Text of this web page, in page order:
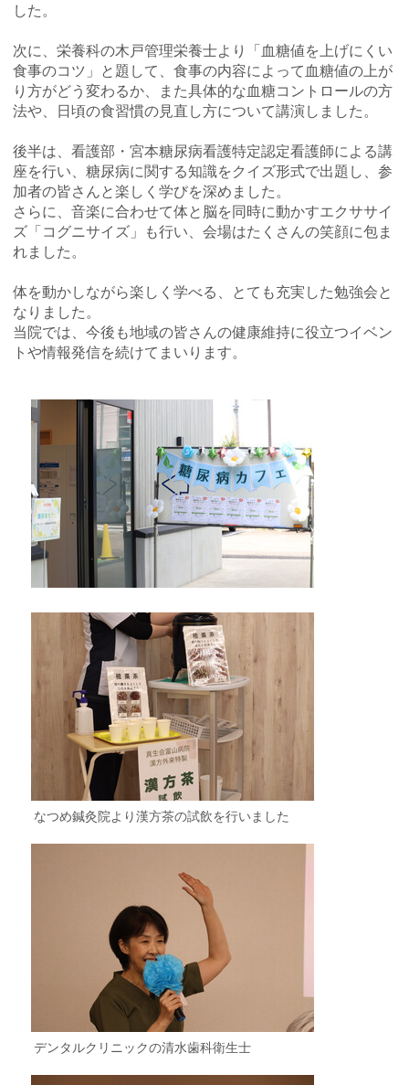
した。
次に、栄養科の木戸管理栄養士より「血糖値を上げにくい
食事のコツ」と題して、食事の内容によって血糖値の上が
り方がどう変わるか、また具体的な血糖コントロールの方
法や、日頃の食習慣の見直し方について講演しました。
後半は、看護部・宮本糖尿病看護特定認定看護師による講
座を行い、糖尿病に関する知識をクイズ形式で出題し、参
加者の皆さんと楽しく学びを深めました。
さらに、音楽に合わせて体と脳を同時に動かすエクササイ
ズ「コグニサイズ」も行い、会場はたくさんの笑顔に包ま
れました。
体を動かしながら楽しく学べる、とても充実した勉強会と
なりました。
当院では、今後も地域の皆さんの健康維持に役立つイベン
トや情報発信を続けてまいります。
なつめ鍼灸院より漢方茶の試飲を行いました
デンタルクリニックの清水歯科衛生士